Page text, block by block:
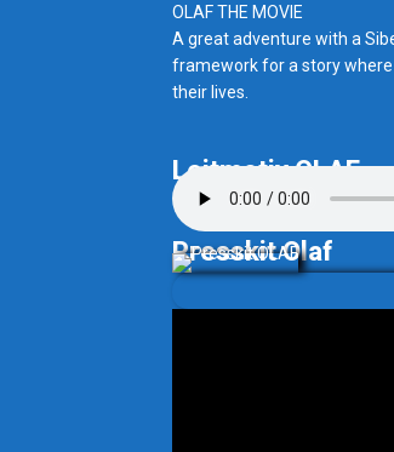
OLAF THE MOVIE
A great adventure with a
framework for a story
their lives.
Leitmotiv OLAF
Presskit Olaf